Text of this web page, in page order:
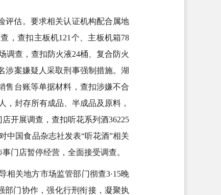
评估。要求相关认证机构配合属地
，查扣主板机121个、主板机箱78
调查，查扣防火液24桶、复合防火
涉案嫌疑人采取刑事强制措施。湖
售台账等单据材料，查扣涉嫌不合
，封存所有成品、半成品及原料，
开展调查，查扣听花系列酒36225
中国食品杂志社发表“听花酒”相关
门店暂停经营，全面接受调查。
相关地方市场监管部门彻查3·15晚
部门协作，强化行刑衔接，凝聚执